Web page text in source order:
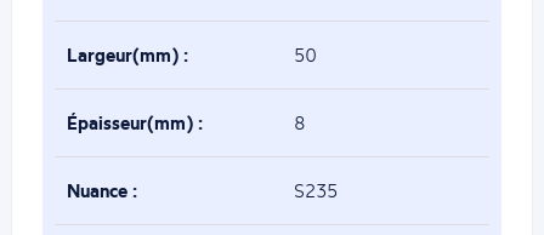
Largeur(mm) : 50
Épaisseur(mm) : 8
Nuance : S235